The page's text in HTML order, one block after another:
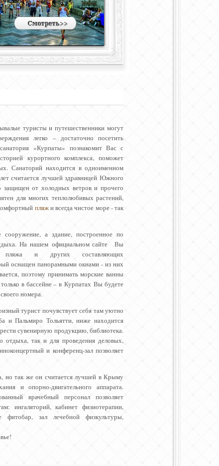
туристы и путешественники могут
легко – достаточно посетить
«Курпаты» познакомит Вас с
курортного комплекса, поможет
Санаторий находится в одноименном
считается лучшей здравницей Южного
от холодных ветров и прочего
для многих теплолюбивых растений,
пляжи всегда чистое море - так
а здание, построенное по
На нашем официальном сайте Вы
и других составляющих
оснащен панорамными окнами - из них
поэтому принимать морские ванны
в бассейне – в Курпатах Вы будете
номера.
турист почувствует себя там уютно
и Пальмиро Тольятти, ниже находится
сувенирную продукцию, библиотека.
отдыха, так и для проведения деловых,
и конференц-зал позволяет
но так же он считается лучшей в Крыму
и опорно-двигательного аппарата.
врачебный персонал позволяет
ингаляторий, кабинет физиотерапии,
фитобар, зал лечебной физкультуры,